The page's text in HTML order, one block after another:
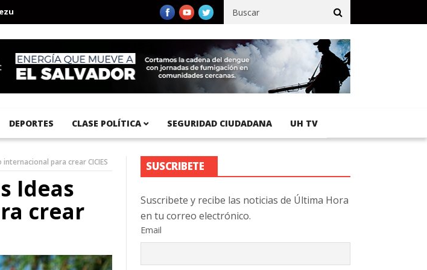
Aeropuerto Internacional del Pacífico registra 92 % de avance en obras de terracería
DEPORTES CLASE POLÍTICA SEGURIDAD CIUDADANA UH TV
para crear CICIES
Ideas
crear
SUSCRIBETE
Suscribete y recibe las noticias de Última Hora
en tu correo electrónico.
Email